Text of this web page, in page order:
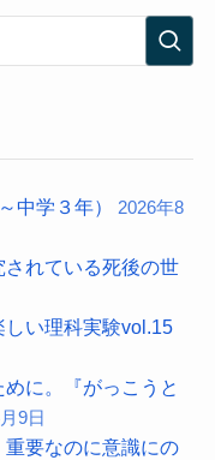
中学３年）
2026年8
されている死後の世
い理科実験vol.15
めに。『がっこうと
9日
要なのに意識にの